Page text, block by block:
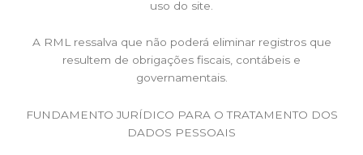
uso do site.
A RML ressalva que não poderá eliminar registros que
resultem de obrigações fiscais, contábeis e
governamentais.
FUNDAMENTO JURÍDICO PARA O TRATAMENTO DOS
DADOS PESSOAIS